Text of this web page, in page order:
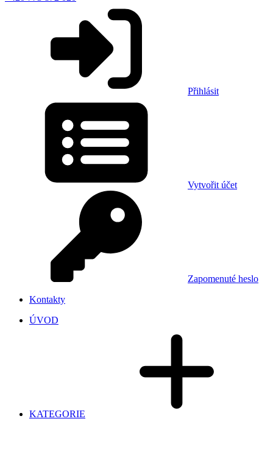
Přihlásit
Vytvořit účet
Zapomenuté heslo
Kontakty
ÚVOD
KATEGORIE